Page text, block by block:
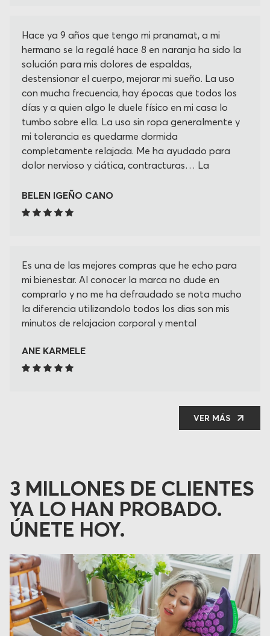
Hace ya 9 años que tengo mi pranamat, a mi
hermano se la regalé hace 8 en naranja ha sido la
solución para mis dolores de espaldas,
destensionar el cuerpo, mejorar mi sueño. La uso
con mucha frecuencia, hay épocas que todos los
días y a quien algo le duele físico en mi casa lo
tumbo sobre ella. La uso sin ropa generalmente y
mi tolerancia es quedarme dormida
completamente relajada. Me ha ayudado para
dolor nervioso y ciática, contracturas… La
adquirido, estoy a la espera de recibir el cojín
cervical que creo que será un accesorio
BELEN IGEÑO CANO
Es una de las mejores compras que he echo para
mi bienestar. Al conocer la marca no dude en
comprarlo y no me ha defraudado se nota mucho
la diferencia utilizandolo todos los dias son mis
minutos de relajacion corporal y mental
ANE KARMELE
VER MÁS
3 MILLONES DE CLIENTES
YA LO HAN PROBADO.
ÚNETE HOY.